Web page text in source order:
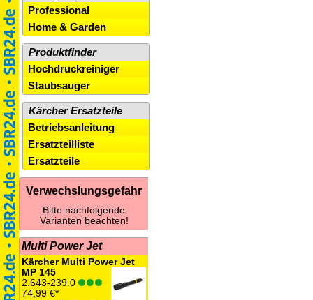
Professional
Home & Garden
Produktfinder
Hochdruckreiniger
Staubsauger
Kärcher Ersatzteile
Betriebsanleitung
Ersatzteilliste
Ersatzteile
Verwechslungsgefahr
Bitte nachfolgende
Varianten beachten!
Multi Power Jet
Kärcher Multi Power Jet
MP 145
2.643-239.0
74,99 €*